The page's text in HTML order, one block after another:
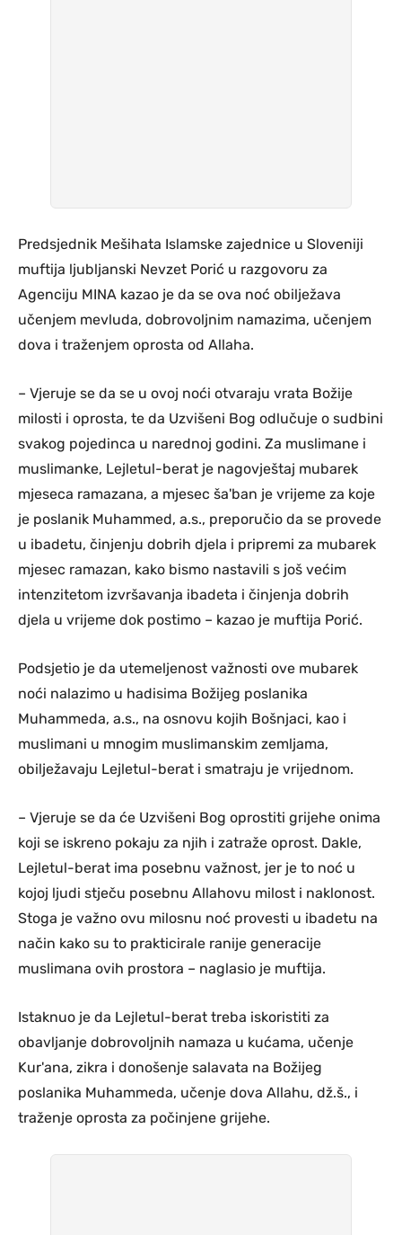
Predsjednik Mešihata Islamske zajednice u Sloveniji
muftija ljubljanski Nevzet Porić u razgovoru za
Agenciju MINA kazao je da se ova noć obilježava
učenjem mevluda, dobrovoljnim namazima, učenjem
dova i traženjem oprosta od Allaha.
– Vjeruje se da se u ovoj noći otvaraju vrata Božije
milosti i oprosta, te da Uzvišeni Bog odlučuje o sudbini
svakog pojedinca u narednoj godini. Za muslimane i
muslimanke, Lejletul-berat je nagovještaj mubarek
mjeseca ramazana, a mjesec ša'ban je vrijeme za koje
je poslanik Muhammed, a.s., preporučio da se provede
u ibadetu, činjenju dobrih djela i pripremi za mubarek
mjesec ramazan, kako bismo nastavili s još većim
intenzitetom izvršavanja ibadeta i činjenja dobrih
djela u vrijeme dok postimo – kazao je muftija Porić.
Podsjetio je da utemeljenost važnosti ove mubarek
noći nalazimo u hadisima Božijeg poslanika
Muhammeda, a.s., na osnovu kojih Bošnjaci, kao i
muslimani u mnogim muslimanskim zemljama,
obilježavaju Lejletul-berat i smatraju je vrijednom.
– Vjeruje se da će Uzvišeni Bog oprostiti grijehe onima
koji se iskreno pokaju za njih i zatraže oprost. Dakle,
Lejletul-berat ima posebnu važnost, jer je to noć u
kojoj ljudi stječu posebnu Allahovu milost i naklonost.
Stoga je važno ovu milosnu noć provesti u ibadetu na
način kako su to prakticirale ranije generacije
muslimana ovih prostora – naglasio je muftija.
Istaknuo je da Lejletul-berat treba iskoristiti za
obavljanje dobrovoljnih namaza u kućama, učenje
Kur'ana, zikra i donošenje salavata na Božijeg
poslanika Muhammeda, učenje dova Allahu, dž.š., i
traženje oprosta za počinjene grijehe.